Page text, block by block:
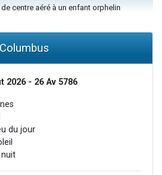
centre aéré à un enfant orphelin
2026 - 26 Av 5786
du jour